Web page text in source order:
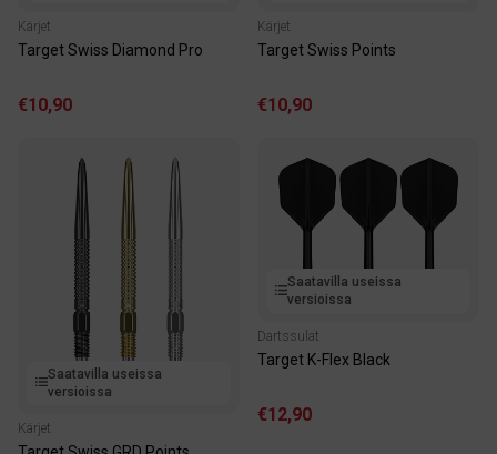
Kärjet
Target Swiss Diamond Pro
€10,90
Kärjet
Target Swiss Points
€10,90
Saatavilla useissa
versioissa
Kärjet
Saatavilla useissa
versioissa
Dartssulat
Target K-Flex Black
€12,90